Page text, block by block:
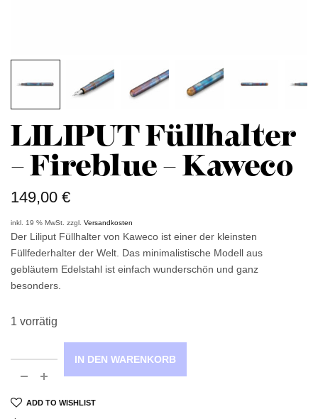
LILIPUT Füllhalter
– Fireblue – Kaweco
149,00€
inkl. 19 % MwSt. zzgl.Versandkosten
Der Liliput Füllhalter von Kaweco ist einer der kleinsten
Füllfederhalter der Welt. Das minimalistische Modell aus
gebläutem Edelstahl ist einfach wunderschön und ganz
besonders.
1 vorrätig
IN DEN WARENKORB
ADD TO WISHLIST